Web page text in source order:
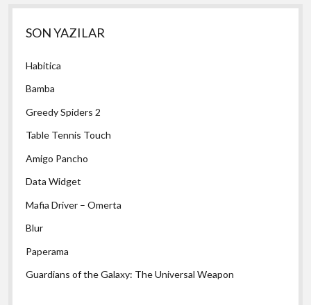
Yan
Menü
SON YAZILAR
Habitica
Bamba
Greedy Spiders 2
Table Tennis Touch
Amigo Pancho
Data Widget
Mafia Driver – Omerta
Blur
Paperama
Guardians of the Galaxy: The Universal Weapon